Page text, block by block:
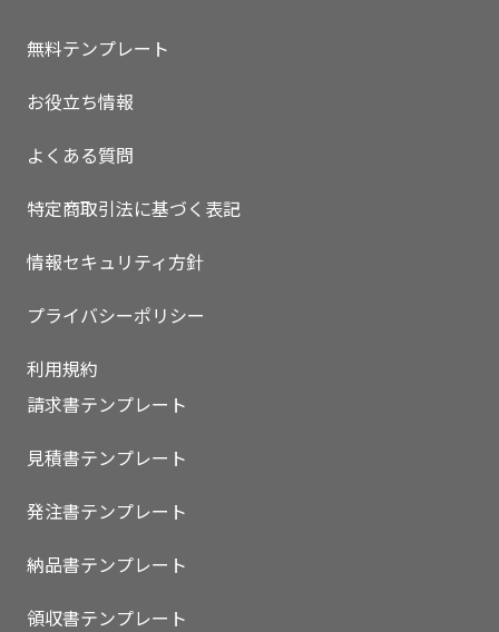
無料テンプレート
お役立ち情報
よくある質問
特定商取引法に基づく表記
情報セキュリティ方針
プライバシーポリシー
利用規約
請求書テンプレート
見積書テンプレート
発注書テンプレート
納品書テンプレート
領収書テンプレート